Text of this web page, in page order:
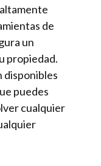
de
un
propiedad.
disponibles
puedes
cualquier